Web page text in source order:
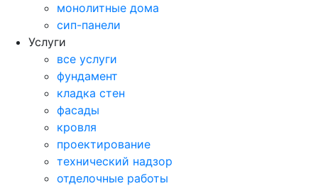
монолитные дома
сип-панели
Услуги
все услуги
фундамент
кладка стен
фасады
кровля
проектирование
технический надзор
отделочные работы